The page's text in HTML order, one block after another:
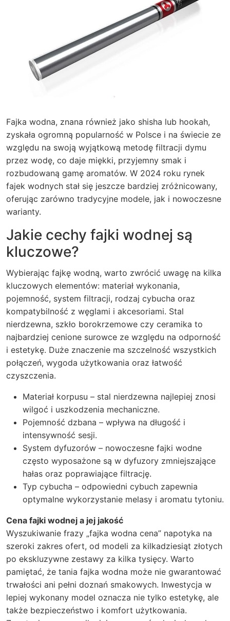
Fajka wodna, znana również jako shisha lub hookah,
zyskała ogromną popularność w Polsce i na świecie ze
względu na swoją wyjątkową metodę filtracji dymu
przez wodę, co daje miękki, przyjemny smak i
rozbudowaną gamę aromatów. W 2024 roku rynek
fajek wodnych stał się jeszcze bardziej zróżnicowany,
oferując zarówno tradycyjne modele, jak i nowoczesne
warianty.
Jakie cechy fajki wodnej są
kluczowe?
Wybierając fajkę wodną, warto zwrócić uwagę na kilka
kluczowych elementów: materiał wykonania,
pojemność, system filtracji, rodzaj cybucha oraz
kompatybilność z węglami i akcesoriami. Stal
nierdzewna, szkło borokrzemowe czy ceramika to
najbardziej cenione surowce ze względu na odporność
i estetykę. Duże znaczenie ma szczelność wszystkich
połączeń, wygoda użytkowania oraz łatwość
czyszczenia.
Materiał korpusu – stal nierdzewna najlepiej znosi
wilgoć i uszkodzenia mechaniczne.
Pojemność dzbana – wpływa na długość i
intensywność sesji.
System dyfuzorów – nowoczesne fajki wodne
często wyposażone są w dyfuzory zmniejszające
hałas oraz poprawiające filtrację.
Typ cybucha – odpowiedni cybuch zapewnia
optymalne wykorzystanie melasy i aromatu tytoniu.
Cena fajki wodnej a jej jakość
Wyszukiwanie frazy „fajka wodna cena” napotyka na
szeroki zakres ofert, od modeli za kilkadziesiąt złotych
po ekskluzywne zestawy za kilka tysięcy. Warto
pamiętać, że tania fajka wodna może nie gwarantować
trwałości ani pełni doznań smakowych. Inwestycja w
lepiej wykonany model oznacza nie tylko estetykę, ale
także bezpieczeństwo i komfort użytkowania.